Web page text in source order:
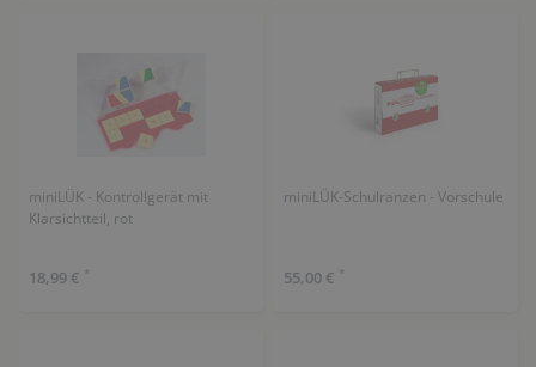
miniLÜK - Kontrollgerät mit
Klarsichtteil, rot
18,99 € *
miniLÜK-Schulranzen - Vorschule
55,00 € *